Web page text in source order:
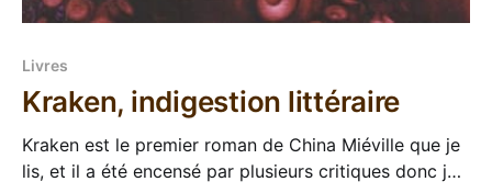
Livres
Kraken, indigestion littéraire
Kraken est le premier roman de China Miéville que je
lis, et il a été encensé par plusieurs critiques donc je